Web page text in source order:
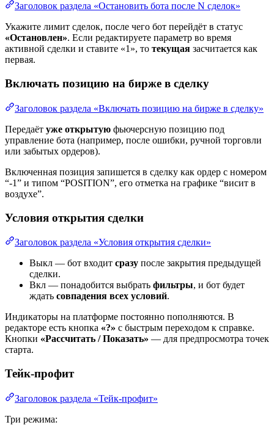
Заголовок раздела «Остановить бота после N сделок»
Укажите лимит сделок, после чего бот перейдёт в статус
«Остановлен». Если редактируете параметр во время
активной сделки и ставите «1», то текущая засчитается как
первая.
Включать позицию на бирже в сделку
Заголовок раздела «Включать позицию на бирже в сделку»
Передаёт уже открытую фьючерсную позицию под
управление бота (например, после ошибки, ручной торговли
или забытых ордеров).
Включенная позиция запишется в сделку как ордер с номером
“-1” и типом “POSITION”, его отметка на графике “висит в
воздухе”.
Условия открытия сделки
Заголовок раздела «Условия открытия сделки»
Выкл — бот входит сразу после закрытия предыдущей
сделки.
Вкл — понадобится выбрать фильтры, и бот будет
ждать совпадения всех условий.
Индикаторы на платформе постоянно пополняются. В
редакторе есть кнопка «?» с быстрым переходом к справке.
Кнопки «Рассчитать / Показать» — для предпросмотра точек
старта.
Тейк-профит
Заголовок раздела «Тейк-профит»
Три режима: